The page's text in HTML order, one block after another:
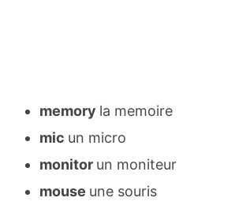
memory la memoire
mic un micro
monitor un moniteur
mouse une souris